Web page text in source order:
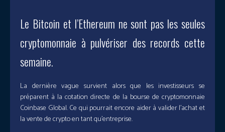
Le Bitcoin et l’Ethereum ne sont pas les seules
cryptomonnaie à pulvériser des records cette
semaine.
La dernière vague survient alors que les investisseurs se
préparent à la cotation directe de la bourse de cryptomonnaie
Coinbase Global. Ce qui pourrait encore aider à valider l’achat et
la vente de crypto en tant qu’entreprise.